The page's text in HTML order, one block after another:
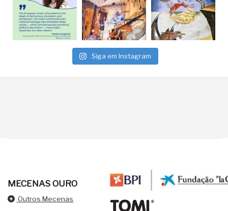
Siga em Instagram
MECENAS OURO
Outros Mecenas